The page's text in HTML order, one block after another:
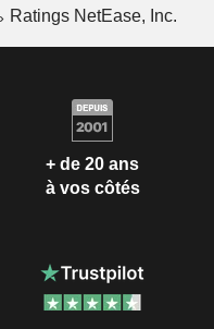
Ratings NetEase, Inc.
+ de 20 ans
à vos côtés